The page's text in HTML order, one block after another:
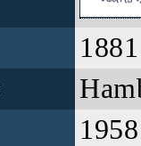
1881
1958